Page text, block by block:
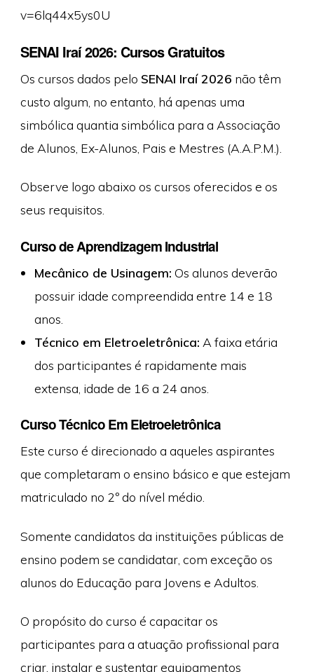
v=6lq44x5ys0U
SENAI Iraí 2026: Cursos Gratuitos
Os cursos dados pelo SENAI Iraí 2026 não têm
custo algum, no entanto, há apenas uma
simbólica quantia simbólica para a Associação
de Alunos, Ex-Alunos, Pais e Mestres (A.A.P.M.).
Observe logo abaixo os cursos oferecidos e os
seus requisitos.
Curso de Aprendizagem Industrial
Mecânico de Usinagem: Os alunos deverão
possuir idade compreendida entre 14 e 18
anos.
Técnico em Eletroeletrônica: A faixa etária
dos participantes é rapidamente mais
extensa, idade de 16 a 24 anos.
Curso Técnico Em Eletroeletrônica
Este curso é direcionado a aqueles aspirantes
que completaram o ensino básico e que estejam
matriculado no 2º do nível médio.
Somente candidatos da instituições públicas de
ensino podem se candidatar, com exceção os
alunos do Educação para Jovens e Adultos.
O propósito do curso é capacitar os
participantes para a atuação profissional para
criar, instalar e sustentar equipamentos